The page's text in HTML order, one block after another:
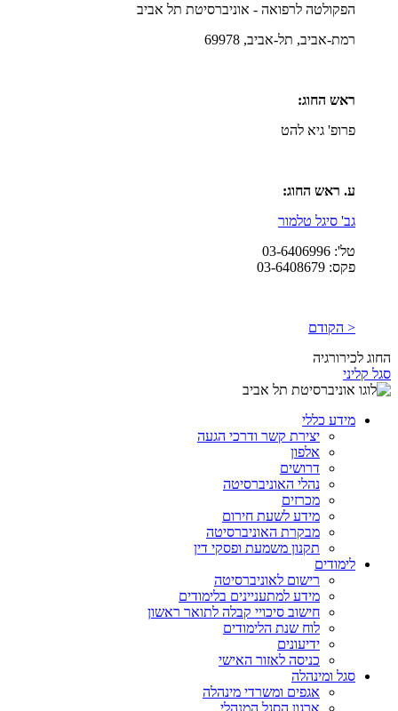
הפקולטה לרפואה - אוניברסיטת תל אביב
רמת-אביב, תל-אביב, 69978
ראש החוג:
פרופ' גיא להט
ע. ראש החוג:
גב' סיגל טלמור
טל': 03-6406996
פקס: 03-6408679
< הקודם
החוג לכירורגיה
סגל קליני
מידע כללי
יצירת קשר ודרכי הגעה
אלפון
דרושים
נהלי האוניברסיטה
מכרזים
מידע לשעת חירום
מבקרת האוניברסיטה
תקנון משמעת ופסקי דין
לימודים
רישום לאוניברסיטה
מידע למתעניינים בלימודים
חישוב סיכויי קבלה לתואר ראשון
לוח שנת הלימודים
ידיעונים
כניסה לאזור האישי
סגל ומינהלה
אגפים ומשרדי מינהלה